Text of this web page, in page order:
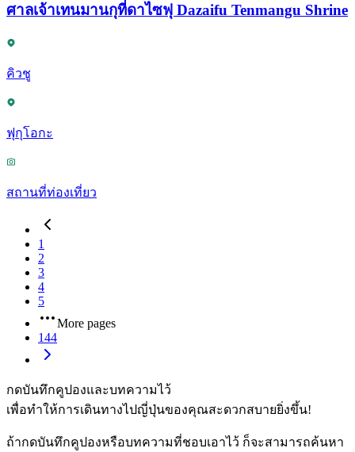
ศาลเจ้าเทนมานกุที่ดาไซฟุ Dazaifu Tenmangu Shrine
คิวชู
ฟุกุโอกะ
สถานที่ท่องเที่ยว
1
2
3
4
5
More pages
144
กดบันทึกคูปองและบทความไว้
เพื่อทำให้การเดินทางไปญี่ปุ่นของคุณสะดวกสบายยิ่งขึ้น!
ถ้ากดบันทึกคูปองหรือบทความที่ชอบเอาไว้ ก็จะสามารถค้นหา